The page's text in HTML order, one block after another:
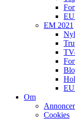
EM 2021
Om
Cookies